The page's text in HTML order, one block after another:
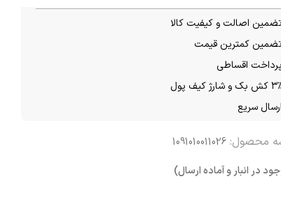
اصالت و کیفیت کالا
کمترین قیمت
پرداخت اقساطی
۳٪ کش بک و شارژ کیف پول
ارسال سریع
محصول: 1091010011026
در انبار و آماده ارسال)